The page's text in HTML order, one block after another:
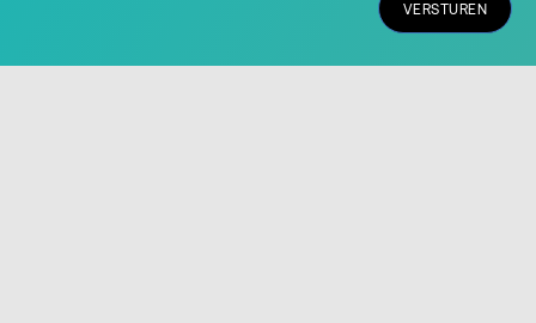
VERSTUREN